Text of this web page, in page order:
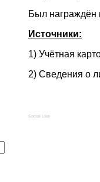
Был награждён
Источники:
1) Учётная
2) Сведения о
Social Like